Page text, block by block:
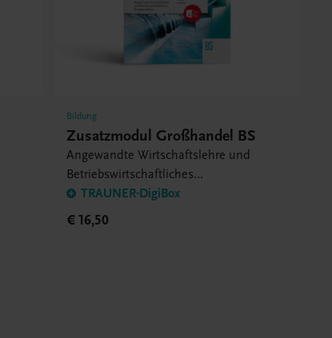
Bildung
Zusatzmodul Großhandel BS
Angewandte Wirtschaftslehre und
Betriebswirtschaftliches
Projektpraktikum
TRAUNER-DigiBox
€ 16,50